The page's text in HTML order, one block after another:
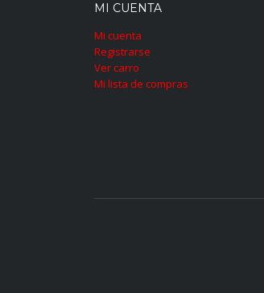
MI CUENTA
Mi cuenta
Registrarse
Ver carro
Mi lista de compras